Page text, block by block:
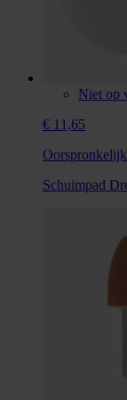
Niet op
€ 11,65
Schuimpad